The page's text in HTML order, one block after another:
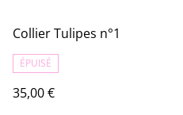
Collier Tulipes n°1
ÉPUISÉ
35,00 €